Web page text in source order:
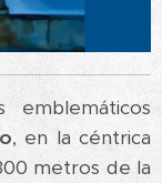
, en la céntrica
metros de la